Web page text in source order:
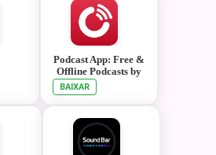
Podcast App: Free &
Offline Podcasts by
Player FM
BAIXAR